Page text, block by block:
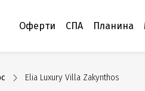
Оферти СПА Планина
Elia Luxury Villa Zakynthos